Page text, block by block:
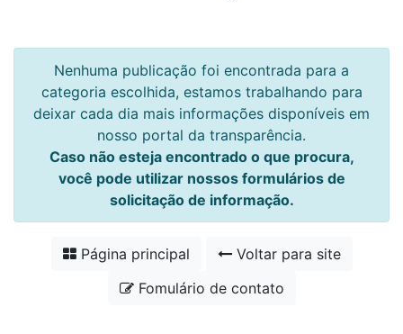
Nenhuma publicação foi encontrada para a
categoria escolhida, estamos trabalhando para
deixar cada dia mais informações disponíveis em
nosso portal da transparência.
Caso não esteja encontrado o que procura,
você pode utilizar nossos formulários de
solicitação de informação.
Página principal
Voltar para site
Fomulário de contato